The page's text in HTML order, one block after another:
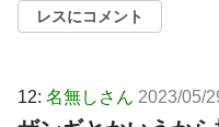
レスにコメント
12: 名無しさん 2023/05/